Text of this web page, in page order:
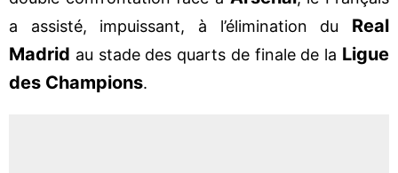
a assisté, impuissant, à l’élimination du Real
Madrid au stade des quarts de finale de la Ligue
des Champions.